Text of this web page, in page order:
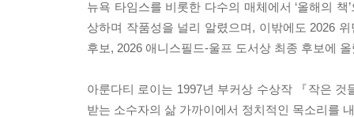
뉴욕 타임스를 비롯한 다수의 매체에서 ‘올해의
상하며 작품성을 널리 알렸으며, 이밖에도 2026
후보, 2026 애니스필드-울프 도서상 최종 후보에
아룬다티 로이는 1997년 부커상 수상작 『작은
받는 소수자의 삶 가까이에서 정치적인 목소리를